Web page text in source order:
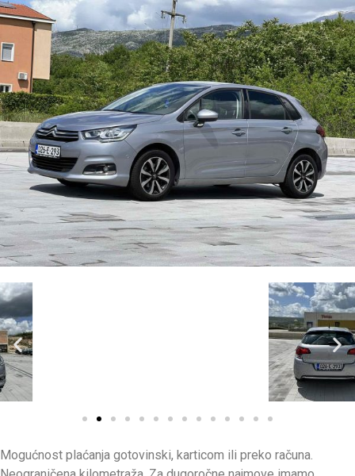
Mogućnost plaćanja gotovinski, karticom ili preko računa.